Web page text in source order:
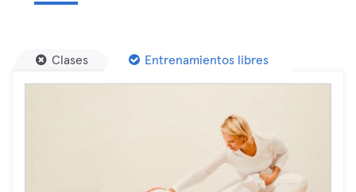
Clases Entrenamientos libres